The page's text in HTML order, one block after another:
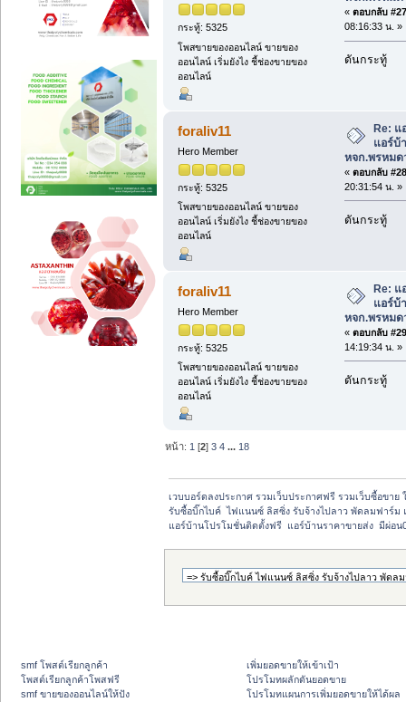
กระทู้: 5325
โพสขายของออนไลน์ ขายของ
ออนไลน์ เริ่มยังไง ชี้ช่องขายของ
ออนไลน์
« ตอบกลับ
08:16:33 น. »
ดันกระทู้
foraliv11
Hero Member
กระทู้: 5325
โพสขายของออนไลน์ ขายของ
ออนไลน์ เริ่มยังไง ชี้ช่องขายของ
ออนไลน์
Re: แ
แอร์บ้
หจก.พรหมด
« ตอบกลับ
20:31:54 น. »
ดันกระทู้
foraliv11
Hero Member
กระทู้: 5325
โพสขายของออนไลน์ ขายของ
ออนไลน์ เริ่มยังไง ชี้ช่องขายของ
ออนไลน์
Re: แ
แอร์บ้
หจก.พรหมด
« ตอบกลับ
14:19:34 น. »
ดันกระทู้
หน้า: 1 [2]3 4 ... 18
เวบบอร์ดลงประกาศ รวมเว็บประกาศฟรี รวมเว็บซื้อขาย
รับซื้อบิ๊กไบค์  ไฟแนนซ์ ลิสซิ่ง รับจ้างไปลาว พัดลมฟาร์
แอร์บ้านโปรโมชั่นติดตั้งฟรี  แอร์บ้านราคาขายส่ง  มีผ่อ
smf โพสต์เรียกลูกค้า
โพสต์เรียกลูกค้าโพสฟรี
smf ขายของออนไลน์ให้ปัง
เพิ่มยอดขายให้เข้าเป้า
โปรโมทผลักดันยอดขาย
โปรโมทแผนการเพิ่มยอดขายให้ได้ผล